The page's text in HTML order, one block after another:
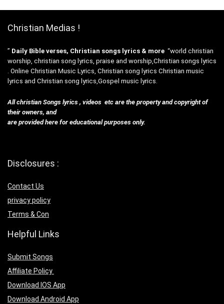
Christian Medias !
” Daily Bible verses, Christian songs lyrics & more “world christian
worship, christian song lyrics, praise and worship,Christian songs lyrics
. Online Christian Music Lyrics, Christian song lyrics Christian music
lyrics and Christian song lyrics,Gospel music lyrics.
All christian Songs lyrics , videos etc are the property and copyright of
their owners, and
are provided here for educational purposes only.
Disclosures :
Contact Us
privacy policy
Terms & Con
Helpful Links
Submit Songs
Affiliate Policy
Download IOS App
Download Android App